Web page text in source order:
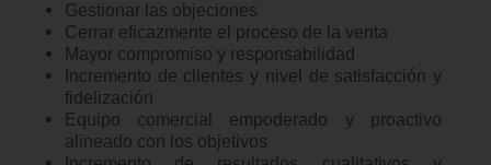
Gestionar las objeciones
Cerrar eficazmente el proceso de la venta
Mayor compromiso y responsabilidad
Incremento de clientes y nivel de satisfacción y
fidelización
Equipo comercial empoderado y proactivo
alineado con los objetivos